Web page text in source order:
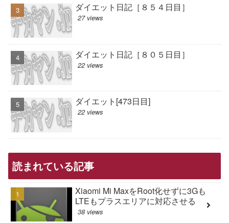
ダイエット日記［８５４日目］
27 views
ダイエット日記［８０５日目］
22 views
ダイエット[473日目]
22 views
読まれている記事
Xiaomi Mi MaxをRoot化せずに3Gも
LTEもプラスエリアに対応させる
38 views